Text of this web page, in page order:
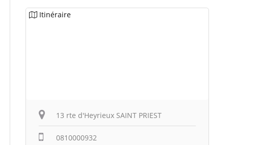
Itinéraire
13 rte d'Heyrieux SAINT PRIEST
0810000932